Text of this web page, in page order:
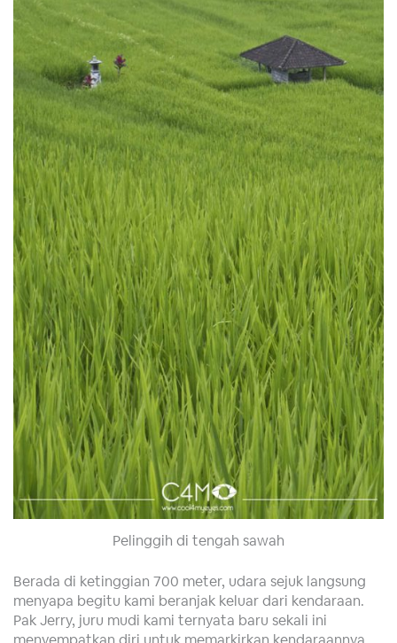
Pelinggih di tengah sawah
Berada di ketinggian 700 meter, udara sejuk langsung
menyapa begitu kami beranjak keluar dari kendaraan.
Pak Jerry, juru mudi kami ternyata baru sekali ini